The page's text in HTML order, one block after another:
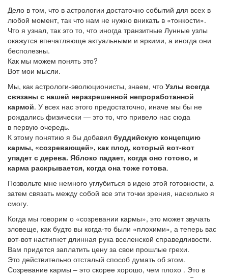
Дело в том, что в астрологии достаточно событий для всех в
любой момент, так что нам не нужно вникать в «тонкости».
Что я узнал, так это то, что иногда транзитные Лунные узлы
окажутся впечатляюще актуальными и яркими, а иногда они
бесполезны.
Как мы можем понять это?
Вот мои мысли.
Мы, как астрологи-эволюционисты, знаем, что Узлы всегда
связаны с нашей неразрешенной непроработанной
кармой. У всех нас этого предостаточно, иначе мы бы не
рождались физически — это то, что привело нас сюда
в первую очередь.
К этому понятию я бы добавил буддийскую концепцию
кармы, «созревающей», как плод, который вот-вот
упадет с дерева. Яблоко падает, когда оно готово, и
карма раскрывается, когда она тоже готова.
Позвольте мне немного углубиться в идею этой готовности, а
затем связать между собой все эти точки зрения, насколько я
смогу.
Когда мы говорим о «созревании кармы», это может звучать
зловеще, как будто вы когда-то были «плохими», а теперь вас
вот-вот настигнет длинная рука вселенской справедливости.
Вам придется заплатить цену за свои прошлые грехи.
Это действительно отсталый способ думать об этом.
Созревание кармы – это скорее хорошо, чем плохо . Это в